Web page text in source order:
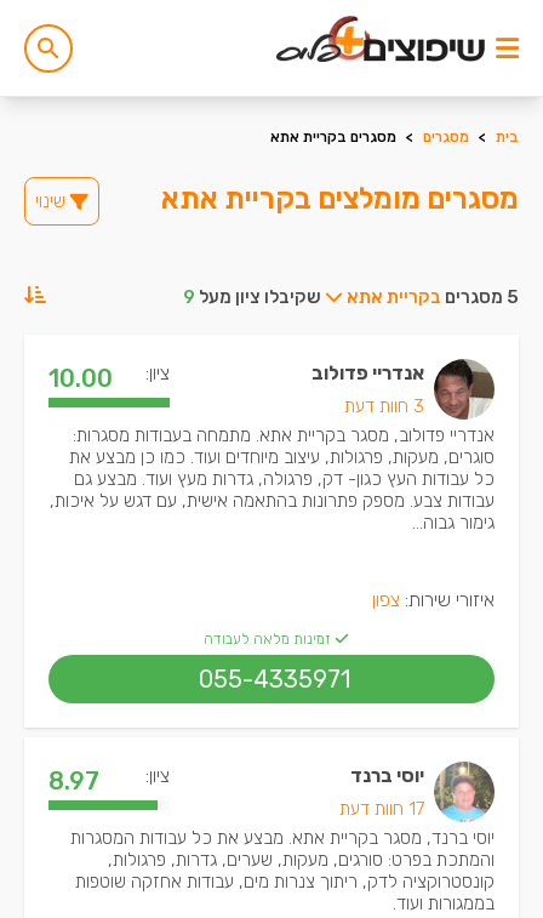
בית > מסגרים > מסגרים בקריית אתא
מסגרים מומלצים בקריית אתא שינוי
5 מסגרים בקריית אתא שקיבלו ציון מעל 9
אנדריי פדולוב
3 חוות דעת
ציון: 10.00
אנדריי פדולוב, מסגר בקריית אתא. מתמחה בעבודות מסגרות:
סוגרים, מעקות, פרגולות, עיצוב מיוחדים ועוד. כמו כן מבצע את
כל עבודות העץ כגון- דק, פרגולה, גדרות מעץ ועוד. מבצע גם
עבודות צבע. מספק פתרונות בהתאמה אישית, עם דגש על איכות,
גימור גבוה...
איזורי שירות: צפון
זמינות מלאה לעבודה
055-4335971
יוסי ברנד
17 חוות דעת
ציון: 8.97
יוסי ברנד, מסגר בקריית אתא. מבצע את כל עבודות המסגרות
והמתכת בפרט: סורגים, מעקות, שערים, גדרות, פרגולות,
קונסטרוקציה לדק, ריתוך צנרות מים, עבודות אחזקה שוטפות
בממגורות ועוד.